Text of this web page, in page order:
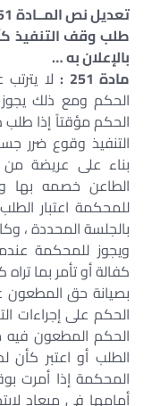
طلب وقف التنفيذ
بالإعلان به …
مادة 251 :
لا
الحكم ومع ذلك
الحكم مؤقتاً إذا
التنفيذ وقوع ضرر
بناء على عريضة
الطاعن خصمه بها
للمحكمة اعتبار
بالجلسة المحددة ،
ويجوز للمحكمة
كفالة أو تأمر بما تراه
بصيانة حق المطعون
الحكم على إجراءات
الحكم المطعون فيه
الطلب أو اعتبر كأن
المحكمة إذا أمرت
أمامها فى ميعاد